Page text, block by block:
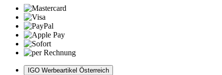
IGO Werbeartikel Österreich